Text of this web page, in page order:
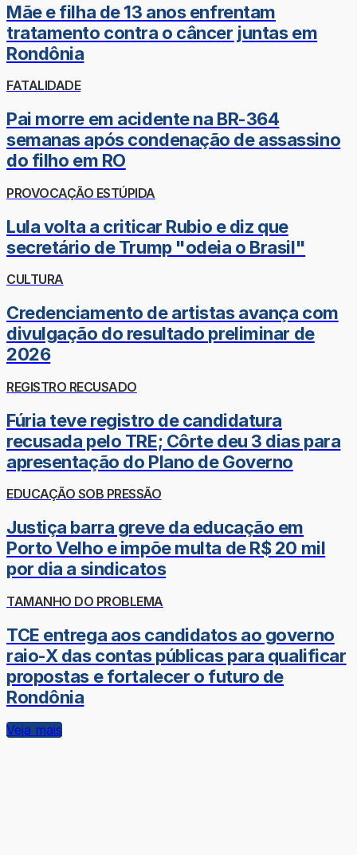
Mãe e filha de 13 anos enfrentam
tratamento contra o câncer juntas em
Rondônia
FATALIDADE
Pai morre em acidente na BR-364
semanas após condenação de assassino
do filho em RO
PROVOCAÇÃO ESTÚPIDA
Lula volta a criticar Rubio e diz que
secretário de Trump "odeia o Brasil"
CULTURA
Credenciamento de artistas avança com
divulgação do resultado preliminar de
2026
REGISTRO RECUSADO
Fúria teve registro de candidatura
recusada pelo TRE; Côrte deu 3 dias para
apresentação do Plano de Governo
EDUCAÇÃO SOB PRESSÃO
Justiça barra greve da educação em
Porto Velho e impõe multa de R$ 20 mil
por dia a sindicatos
TAMANHO DO PROBLEMA
TCE entrega aos candidatos ao governo
raio-X das contas públicas para qualificar
propostas e fortalecer o futuro de
Rondônia
Veja mais